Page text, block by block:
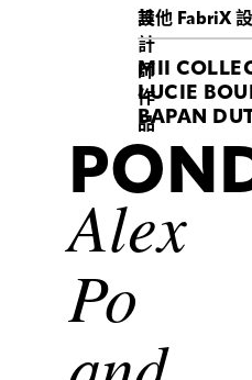
Alex
Po
設
計
師
作
品
PONDER.ER
Alex
and
Derek
印
PONDER.ER
Alex
and
Derek
其他 FabriX
MII
LUCIE
BAPAN